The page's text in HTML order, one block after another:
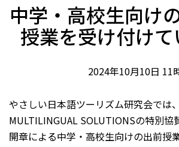
中学・高校生向け
授業を受け付けて
2024年10月10日 11
やさしい日本語ツーリズム研究会では
MULTILINGUAL SOLUTIONSの特別協
開章による中学・高校生向けの出前授